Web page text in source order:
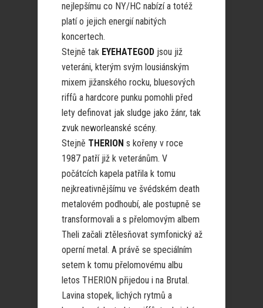
nejlepšímu co NY/HC nabízí a totéž
platí o jejich energií nabitých
koncertech.
Stejně tak EYEHATEGOD jsou již
veteráni, kterým svým lousiánským
mixem jižanského rocku, bluesových
riffů a hardcore punku pomohli před
lety definovat jak sludge jako žánr, tak
zvuk neworleanské scény.
Stejně THERION s kořeny v roce
1987 patří již k veteránům. V
počátcích kapela patřila k tomu
nejkreativnějšímu ve švédském death
metalovém podhoubí, ale postupně se
transformovali a s přelomovým albem
Theli začali ztělesňovat symfonický až
operní metal. A právě se speciálním
setem k tomu přelomovému albu
letos THERION přijedou i na Brutal.
Lavina stopek, lichých rytmů a